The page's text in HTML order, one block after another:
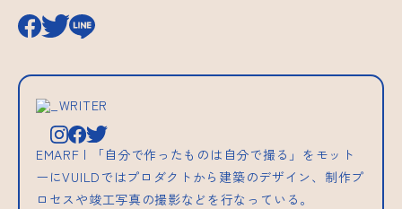
_WRITER
EMARF | 「自分で作ったものは自分で撮る」をモット
ーにVUILDではプロダクトから建築のデザイン、制作プ
ロセスや竣工写真の撮影などを行なっている。